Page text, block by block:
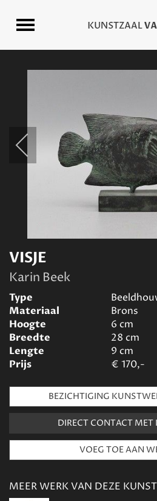
VISJE
Karin Beek
Type
Materiaal
Brons
Hoogte
6 cm
Breedte
28 cm
Lengte
9 cm
Prijs
€ 170,-
BEZICHTIGING
DIRECT CONTACT MET
MEER WERK VAN DEZE